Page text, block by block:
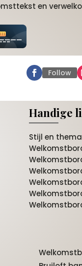
en
Follow
Handige
Stijl en